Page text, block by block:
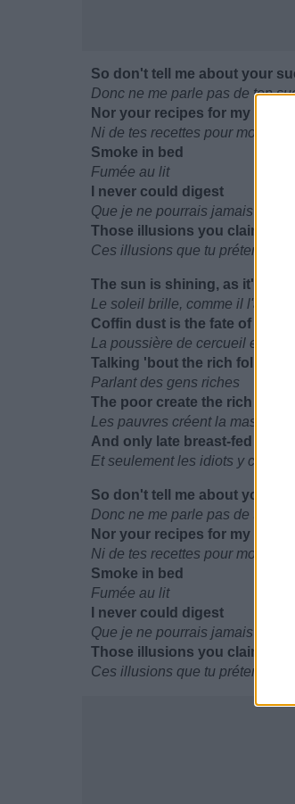
So don't tell me about your
Donc ne me parle pas de ton
Nor your recipes for my
Ni de tes recettes pour mon
Smoke in bed
Fumée au lit
I never could digest
Que je ne pourrais jamais digérer
Those illusions you claim to
Ces illusions que tu prétends
The sun is shining, as it's
Le soleil brille, comme il l'a
Coffin dust is the fate of
La poussière de cercueil est le
Talking 'bout the rich folks
Parlant des gens riches
The poor create the rich hoax
Les pauvres créent la
And only late breast-fed fools
Et seulement les idiots y croient
So don't tell me about your
Donc ne me parle pas de ton
Nor your recipes for my
Ni de tes recettes pour mon
Smoke in bed
Fumée au lit
I never could digest
Que je ne pourrais jamais digérer
Those illusions you claim to
Ces illusions que tu prétends